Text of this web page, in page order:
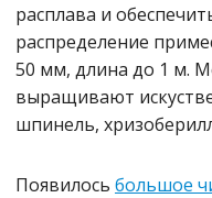
расплава и
распределение
50 мм, длина до 1 м.
выращивают
шпинель,
Появилось большое